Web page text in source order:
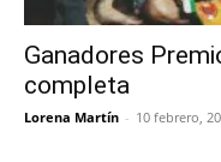
Ganadores
completa
Lorena Martín - 10 febrero,